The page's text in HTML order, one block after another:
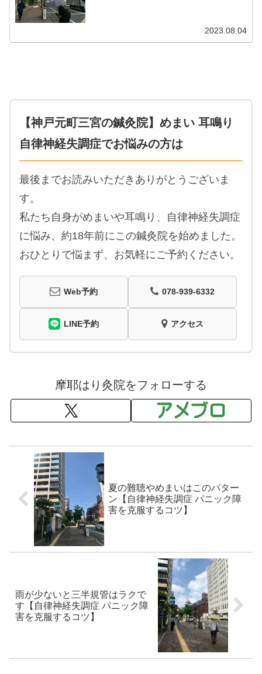
2023.08.04
【神戸元町三宮の鍼灸院】めまい 耳鳴り
自律神経失調症でお悩みの方は
最後までお読みいただきありがとうございま
す。
私たち自身がめまいや耳鳴り、自律神経失調症
に悩み、約18年前にこの鍼灸院を始めました。
おひとりで悩まず、お気軽にご予約ください。
Web予約 078-939-6332
LINE予約 アクセス
摩耶はり灸院をフォローする
夏の難聴やめまいはこのパター
ン【自律神経失調症 パニック障
害を克服するコツ】
雨が少ないと三半規管はラクで
す【自律神経失調症 パニック障
害を克服するコツ】